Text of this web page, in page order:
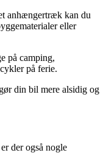
anhængertræk kan du
eller
på camping,
på ferie.
din bil mere alsidig og
der også nogle